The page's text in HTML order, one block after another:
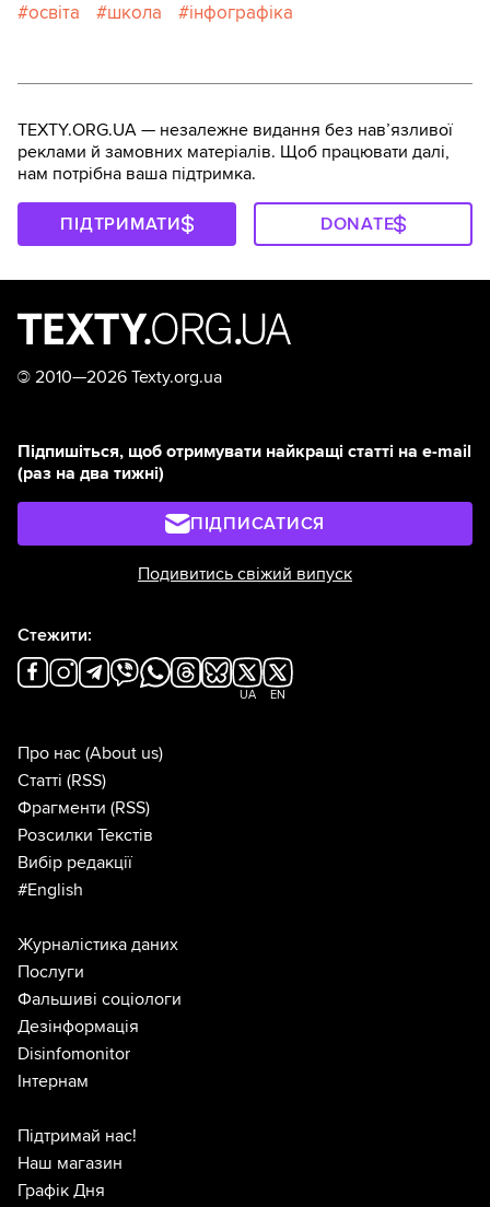
освіта
школа інфографіка
TEXTY.ORG.UA — незалежне видання без навʼязливої
реклами й замовних матеріалів. Щоб працювати далі,
нам потрібна ваша підтримка.
ПІДТРИМАТИ DONATE
© 2010—2026 Texty.org.ua
Підпишіться, щоб отримувати найкращі статті на e-mail
(раз на два тижні)
ПІДПИСАТИСЯ
Подивитись свіжий випуск
Стежити:
UA EN
Про нас (About us)
Статті (RSS)
Фрагменти (RSS)
Розсилки Текстів
Вибір редакції
#English
Журналістика даних
Послуги
Фальшиві соціологи
Дезінформація
Disinfomonitor
Інтернам
Підтримай нас!
Наш магазин
Графік Дня